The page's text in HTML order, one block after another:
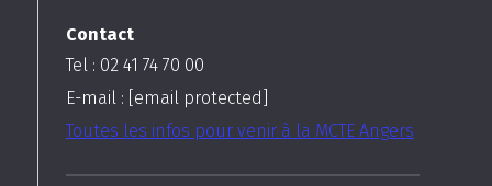
Contact
Tel : 02 41 74 70 00
E-mail : [email protected]
Toutes les infos pour venir à la MCTE Angers